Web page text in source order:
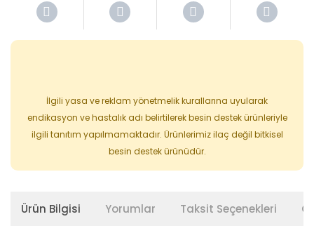
İlgili yasa ve reklam yönetmelik kurallarına uyularak
endikasyon ve hastalık adı belirtilerek besin destek ürünleriyle
ilgili tanıtım yapılmamaktadır. Ürünlerimiz ilaç değil bitkisel
besin destek ürünüdür.
Ürün Bilgisi Yorumlar Taksit Seçenekleri